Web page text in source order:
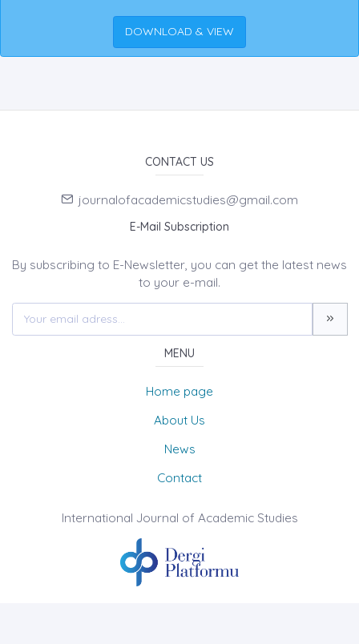
DOWNLOAD & VIEW
CONTACT US
journalofacademicstudies@gmail.com
E-Mail Subscription
By subscribing to E-Newsletter, you can get the latest news
to your e-mail.
MENU
Home page
About Us
News
Contact
International Journal of Academic Studies